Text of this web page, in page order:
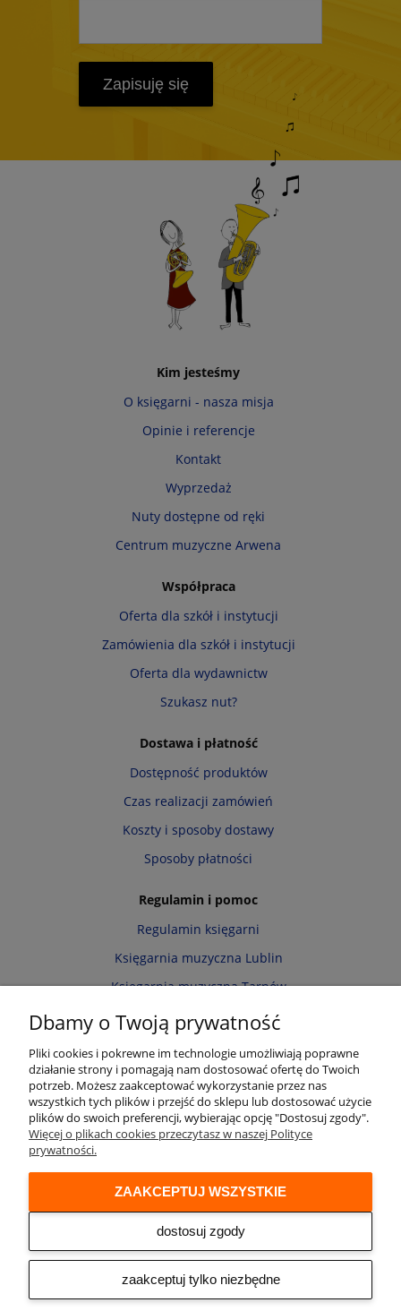
Zapisuję się
Kim jesteśmy
O księgarni - nasza misja
Opinie i referencje
Kontakt
Wyprzedaż
Nuty dostępne od ręki
Centrum muzyczne Arwena
Współpraca
Oferta dla szkół i instytucji
Zamówienia dla szkół i instytucji
Oferta dla wydawnictw
Szukasz nut?
Dostawa i płatność
Dostępność produktów
Czas realizacji zamówień
Koszty i sposoby dostawy
Sposoby płatności
Regulamin i pomoc
Regulamin księgarni
Księgarnia muzyczna Lublin
Księgarnia muzyczna Tarnów
Informacja o cookies
Zwroty i reklamacje
Moje konto
Twoje zamówienia
Przechowalnia
Ustawienia konta
Audio online
© 2026 Księgarnia muzyczna Alenuty.pl
prowadzona przez firmę Arwena S.C. os. Zwycięstwa 2/88 61-643 Poznań
Dbamy o Twoją prywatność
Pliki cookies i pokrewne im technologie umożliwiają poprawne
działanie strony i pomagają nam dostosować ofertę do Twoich
potrzeb. Możesz zaakceptować wykorzystanie przez nas
wszystkich tych plików i przejść do sklepu lub dostosować użycie
plików do swoich preferencji, wybierając opcję "Dostosuj zgody".
Więcej o plikach cookies przeczytasz w naszej Polityce
prywatności.
zaakceptuj tylko niezbędne
dostosuj zgody
ZAAKCEPTUJ WSZYSTKIE